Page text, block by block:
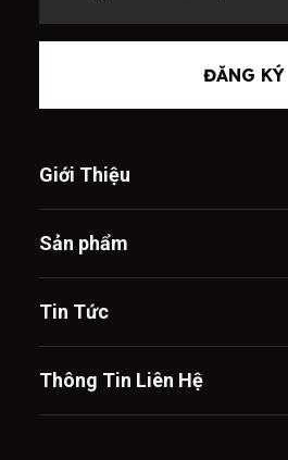
ĐĂNG KÝ
Giới Thiệu
Sản phẩm
Tin Tức
Thông Tin Liên Hệ